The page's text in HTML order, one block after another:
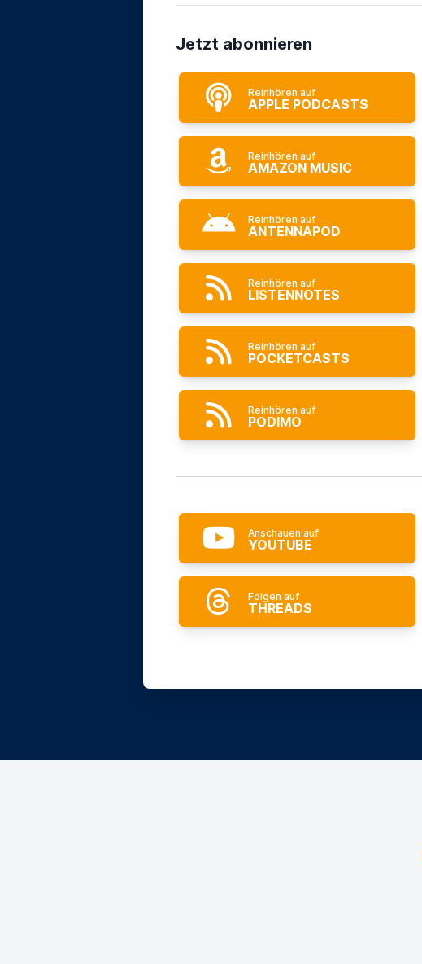
Jetzt abonnieren
Reinhören auf
APPLE PODCASTS
Reinhören auf
AMAZON MUSIC
Reinhören auf
ANTENNAPOD
Reinhören auf
LISTENNOTES
Reinhören auf
POCKETCASTS
Reinhören auf
PODIMO
Anschauen auf
YOUTUBE
Folgen auf
THREADS